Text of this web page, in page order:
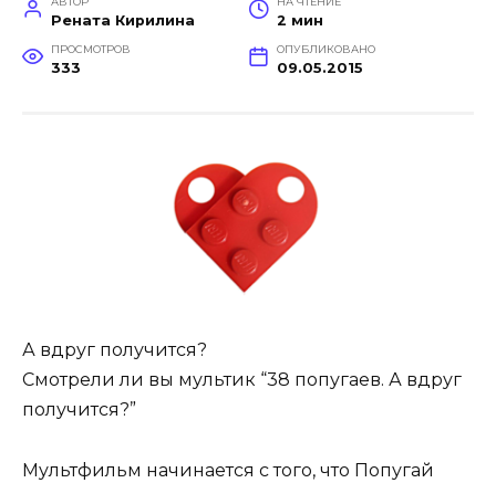
Рената Кирилина 2 мин
ПРОСМОТРОВ
333
ОПУБЛИКОВАНО
09.05.2015
А вдруг получится?
Смотрели ли вы мультик “38 попугаев. А вдруг
получится?”
Мультфильм начинается с того, что Попугай